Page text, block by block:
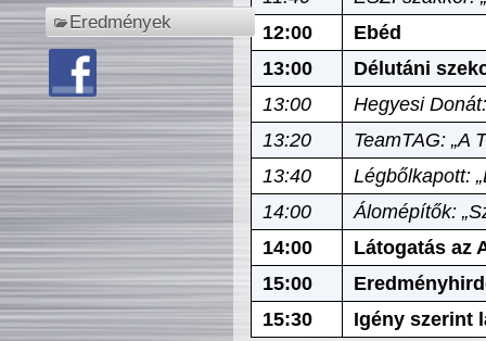
Eredmények
12:00
Ebéd
13:00
Délutáni
13:00
Hegyesi
13:20
TeamTAG: „A
13:40
Légbőlkapott:
14:00
Álomépítők:
14:00
Látogatás az
15:00
15:30
Igény szerint